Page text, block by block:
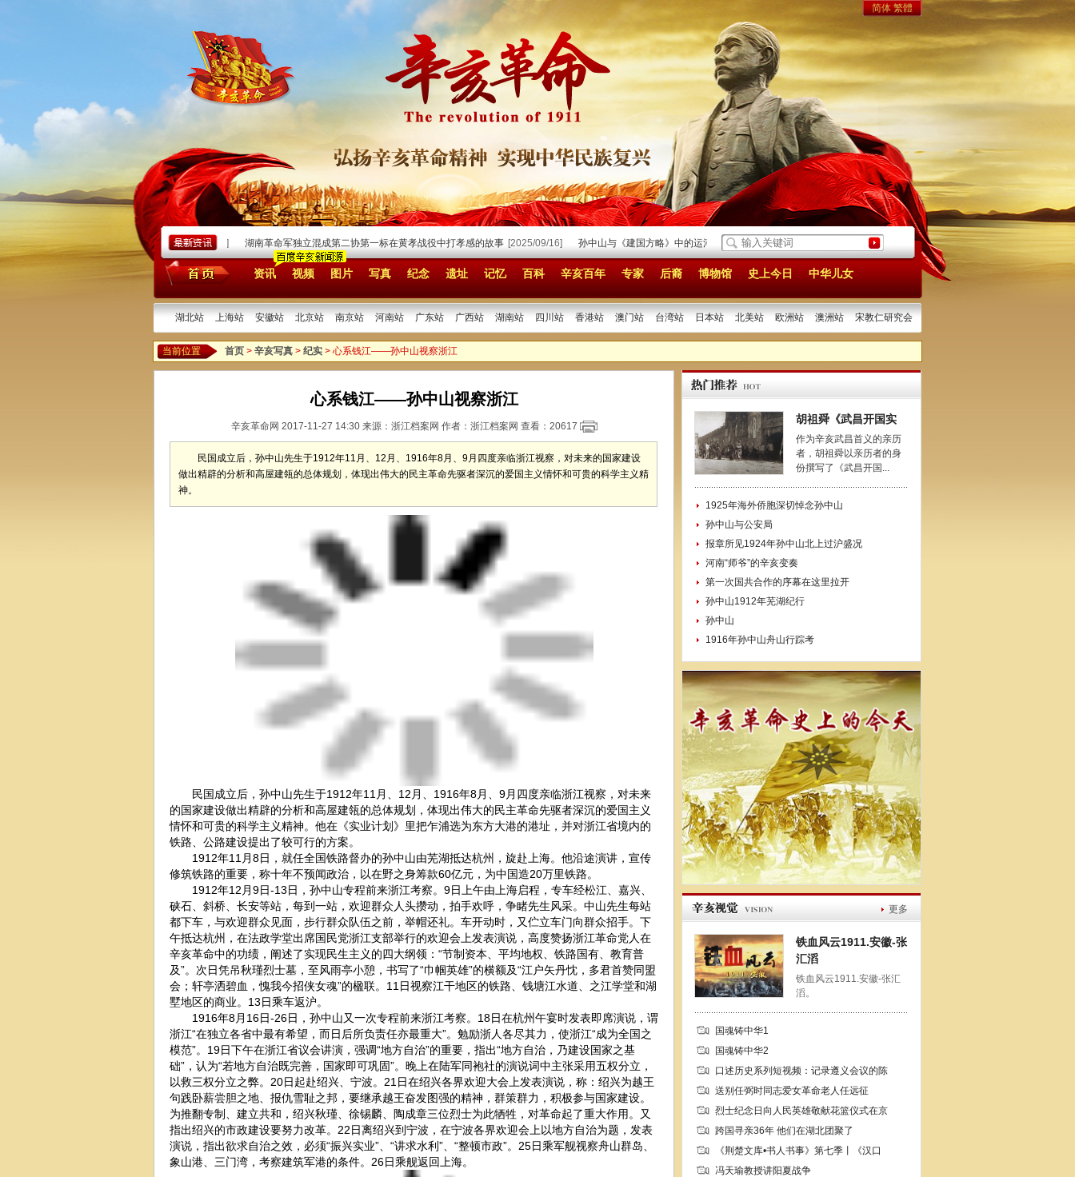
简体 繁體
录》——兼纪辛亥武昌首义中的警察 [2025/10/10] 湖南革命军独立混成第二协第一标在黄孝战役中打孝感的故事 [2025/09/16] 孙中山与《建国方略》中的运河 [2025/05/06] 《实业计划》：中国现代化建设的宏伟构想 [2025/04/26] 1925年海
资讯 视频 图片 写真 纪念 遗址 记忆 百科 辛亥百年 专家 后裔 博物馆 史上今日 中华儿女
湖北站 上海站 安徽站 北京站 南京站 河南站 广东站 广西站 湖南站 四川站 香港站 澳门站 台湾站 日本站 北美站 欧洲站 澳洲站 宋教仁研究会
当前位置 首页 > 辛亥写真 > 纪实 > 心系钱江——孙中山视察浙江
心系钱江——孙中山视察浙江
辛亥革命网 2017-11-27 14:30 来源： 浙江档案网 作者：浙江档案网 查看： 20617
民国成立后，孙中山先生于1912年11月、12月、1916年8月、9月四度亲临浙江视察，对未来的国家建设
做出精辟的分析和高屋建瓴的总体规划，体现出伟大的民主革命先驱者深沉的爱国主义情怀和可贵的科学主义精
神。
民国成立后，孙中山先生于1912年11月、12月、1916年8月、9月四度亲临浙江视察，对未来
的国家建设做出精辟的分析和高屋建瓴的总体规划，体现出伟大的民主革命先驱者深沉的爱国主义
情怀和可贵的科学主义精神。他在《实业计划》里把乍浦选为东方大港的港址，并对浙江省境内的
铁路、公路建设提出了较可行的方案。
1912年11月8日，就任全国铁路督办的孙中山由芜湖抵达杭州，旋赴上海。他沿途演讲，宣传
修筑铁路的重要，称十年不预闻政治，以在野之身筹款60亿元，为中国造20万里铁路。
1912年12月9日-13日，孙中山专程前来浙江考察。9日上午由上海启程，专车经松江、嘉兴、
硖石、斜桥、长安等站，每到一站，欢迎群众人头攒动，拍手欢呼，争睹先生风采。中山先生每站
都下车，与欢迎群众见面，步行群众队伍之前，举帽还礼。车开动时，又伫立车门向群众招手。下
午抵达杭州，在法政学堂出席国民党浙江支部举行的欢迎会上发表演说，高度赞扬浙江革命党人在
辛亥革命中的功绩，阐述了实现民生主义的四大纲领：“节制资本、平均地权、铁路国有、教育普
及”。次日凭吊秋瑾烈士墓，至风雨亭小憩，书写了“巾帼英雄”的横额及“江户矢丹忱，多君首赞同盟
会；轩亭洒碧血，愧我今招侠女魂”的楹联。11日视察江干地区的铁路、钱塘江水道、之江学堂和湖
墅地区的商业。13日乘车返沪。
1916年8月16日-26日，孙中山又一次专程前来浙江考察。18日在杭州午宴时发表即席演说，谓
浙江“在独立各省中最有希望，而日后所负责任亦最重大”。勉励浙人各尽其力，使浙江“成为全国之
模范”。19日下午在浙江省议会讲演，强调“地方自治”的重要，指出“地方自治，乃建设国家之基
础”，认为“若地方自治既完善，国家即可巩固”。晚上在陆军同袍社的演说词中主张采用五权分立，
以救三权分立之弊。20日起赴绍兴、宁波。21日在绍兴各界欢迎大会上发表演说，称：绍兴为越王
句践卧薪尝胆之地、报仇雪耻之邦，要继承越王奋发图强的精神，群策群力，积极参与国家建设。
为推翻专制、建立共和，绍兴秋瑾、徐锡麟、陶成章三位烈士为此牺牲，对革命起了重大作用。又
指出绍兴的市政建设要努力改革。22日离绍兴到宁波，在宁波各界欢迎会上以地方自治为题，发表
演说，指出欲求自治之效，必须“振兴实业”、“讲求水利”、“整顿市政”。25日乘军舰视察舟山群岛、
象山港、三门湾，考察建筑军港的条件。26日乘舰返回上海。
胡祖舜《武昌开国实
作为辛亥武昌首义的亲历
者，胡祖舜以亲历者的身
份撰写了《武昌开国...
1925年海外侨胞深切悼念孙中山
孙中山与公安局
报章所见1924年孙中山北上过沪盛况
河南“师爷”的辛亥变奏
第一次国共合作的序幕在这里拉开
孙中山1912年芜湖纪行
孙中山
1916年孙中山舟山行踪考
更多
铁血风云1911.安徽-张
汇滔
铁血风云1911.安徽-张汇
滔。
国魂铸中华1
国魂铸中华2
口述历史系列短视频：记录遵义会议的陈
送别任弼时同志爱女革命老人任远征
烈士纪念日向人民英雄敬献花篮仪式在京
跨国寻亲36年 他们在湖北团聚了
《荆楚文库•书人书事》第七季丨《汉口
冯天瑜教授讲阳夏战争